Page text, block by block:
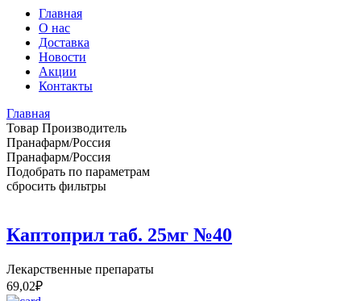
Главная
О нас
Доставка
Новости
Акции
Контакты
Главная
Товар Производитель
Пранафарм/Россия
Пранафарм/Россия
Подобрать по параметрам
сбросить фильтры
Каптоприл таб. 25мг №40
Лекарственные препараты
69,02₽